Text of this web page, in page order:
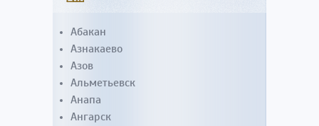
Абакан
Азнакаево
Азов
Альметьевск
Анапа
Ангарск